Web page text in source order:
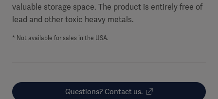
valuable storage space. The product is entirely free of
lead and other toxic heavy metals.
* Not available for sales in the USA.
Questions? Contact us.